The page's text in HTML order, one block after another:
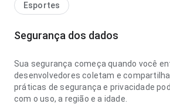
Esportes
Segurança dos dados
Sua segurança começa quando você
desenvolvedores coletam e
práticas de segurança e privacidade
com o uso, a região e a idade.